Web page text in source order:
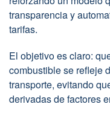
transparencia y
tarifas.
El objetivo es claro:
combustible se refleje
transporte, evitando
derivadas de factores